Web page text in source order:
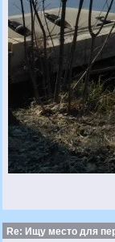
Re: Ищу место для